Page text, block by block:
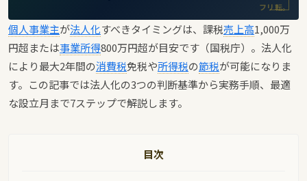
フリ転。
個人事業主が法人化すべきタイミングは、課税売上高1,000万
円超または事業所得800万円超が目安です（国税庁）。法人化
により最大2年間の消費税免税や所得税の節税が可能になりま
す。この記事では法人化の3つの判断基準から実務手順、最適
な設立月まで7ステップで解説します。
目次